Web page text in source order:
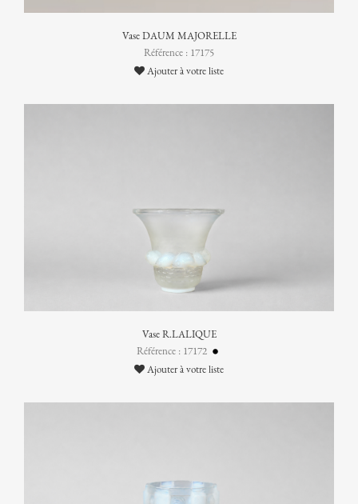
Vase DAUM MAJORELLE
Référence : 17175
Ajouter à votre liste
Vase R.LALIQUE
Référence : 17172
Ajouter à votre liste